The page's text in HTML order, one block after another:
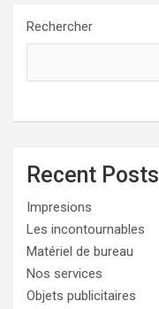
Rechercher
Recent Posts
Impresions
Les incontournables
Matériel de bureau
Nos services
Objets publicitaires